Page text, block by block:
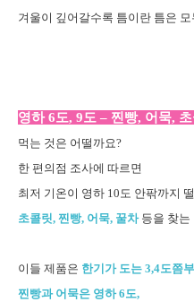
겨울이 깊어갈수록 틈이란 틈은
영하 6도, 9도 – 찐빵, 어묵,
먹는 것은 어떨까요?
한 편의점 조사에 따르면
최저 기온이 영하 10도 안팎까지
초콜릿, 찐빵, 어묵, 꿀차 등을 찾는
이들 제품은 한기가 도는 3,4도쯤
찐빵과 어묵은 영하 6도,